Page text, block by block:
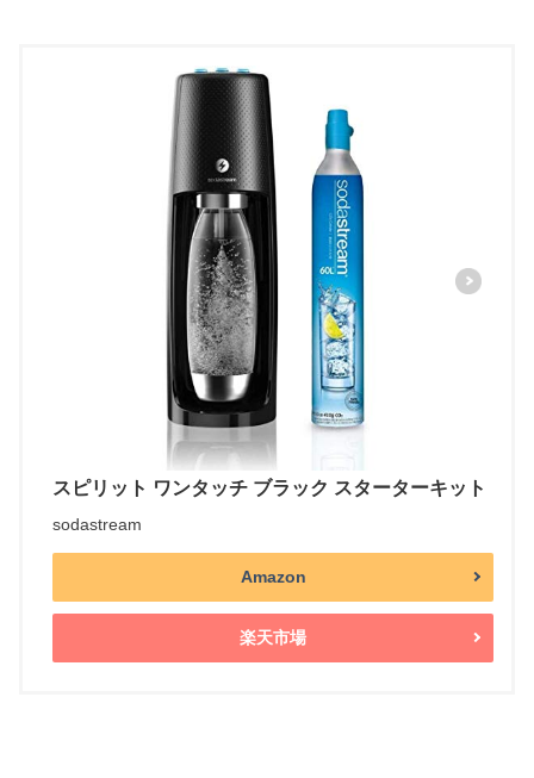
スピリット ワンタッチ ブラック スターターキット
sodastream
Amazon
楽天市場